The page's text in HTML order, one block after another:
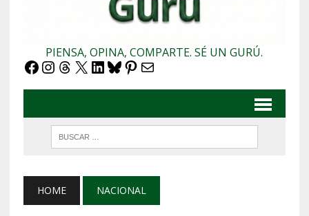
PIENSA, OPINA, COMPARTE. SÉ UN GURÚ.
Facebook
Instagram
Threads
X LinkedIn
Bluesky
Pinterest
Correo electrónico
HOME NACIONAL